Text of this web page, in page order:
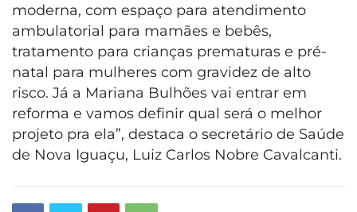
moderna, com espaço para atendimento
ambulatorial para mamães e bebês,
tratamento para crianças prematuras e pré-
natal para mulheres com gravidez de alto
risco. Já a Mariana Bulhões vai entrar em
reforma e vamos definir qual será o melhor
projeto pra ela”, destaca o secretário de Saúde
de Nova Iguaçu, Luiz Carlos Nobre Cavalcanti.